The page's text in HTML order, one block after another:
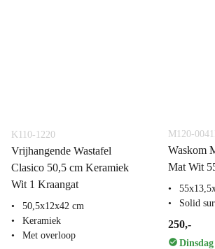
K110-1220
Vrijhangende Wastafel
Clasico 50,5 cm Keramiek
Wit 1 Kraangat
50,5x12x42 cm
Keramiek
Met overloop
M120-
Waskom
Mat Wit
Solid
250,-